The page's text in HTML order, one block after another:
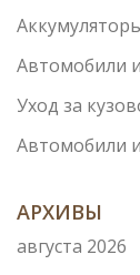
Автомобили
Уход за
Автомобили
АРХИВЫ
августа 2026